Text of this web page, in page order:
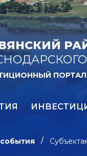
ПОРТАЛ